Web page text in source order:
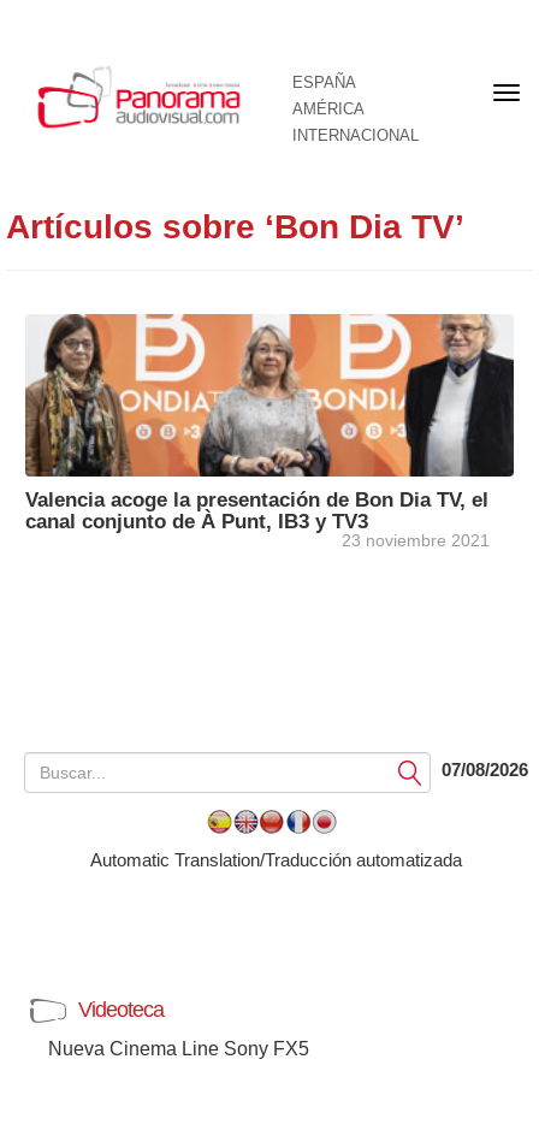
ESPAÑA
AMÉRICA
INTERNACIONAL
Artículos sobre ‘Bon Dia TV’
Valencia acoge la presentación de Bon Dia TV, el
canal conjunto de À Punt, IB3 y TV3
23 noviembre 2021
Submit07/08/2026
Automatic Translation/Traducción automatizada
Videoteca
Nueva Cinema Line Sony FX5